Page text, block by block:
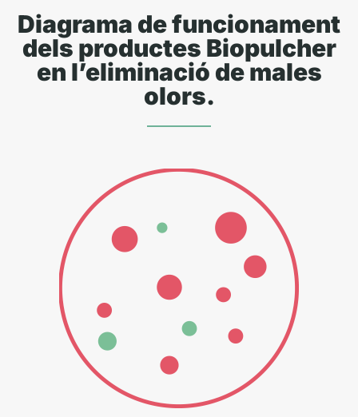
Diagrama de funcionament
dels productes Biopulcher
en l’eliminació de males
olors.